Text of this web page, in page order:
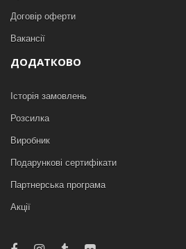
Договір оферти
Вакансії
ДОДАТКОВО
Історія замовлень
Розсилка
Виробник
Подарункові сертифікати
Партнерська програма
Акції